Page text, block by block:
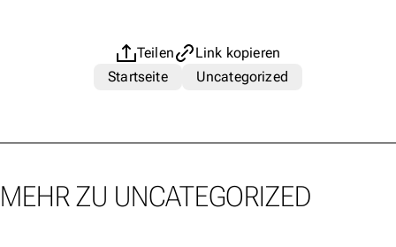
Teilen
Link kopieren
Startseite
Uncategorized
MEHR ZU UNCATEGORIZED